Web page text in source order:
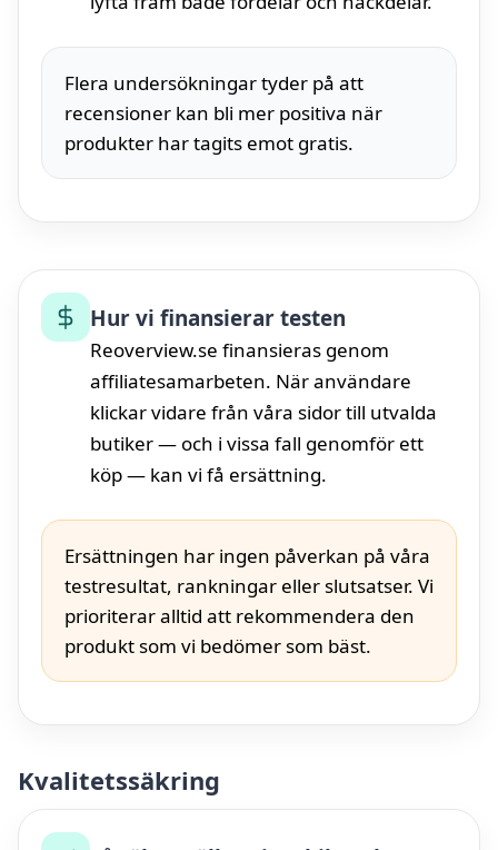
Flera undersökningar tyder på att
recensioner kan bli mer positiva när
produkter har tagits emot gratis.
Hur vi finansierar testen
Reoverview.se finansieras genom
affiliatesamarbeten. När användare
klickar vidare från våra sidor till utvalda
butiker — och i vissa fall genomför ett
köp — kan vi få ersättning.
Ersättningen har ingen påverkan på våra
testresultat, rankningar eller slutsatser. Vi
prioriterar alltid att rekommendera den
produkt som vi bedömer som bäst.
Kvalitetssäkring